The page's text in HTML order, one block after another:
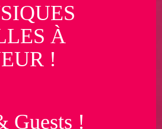
À
!
Guests !